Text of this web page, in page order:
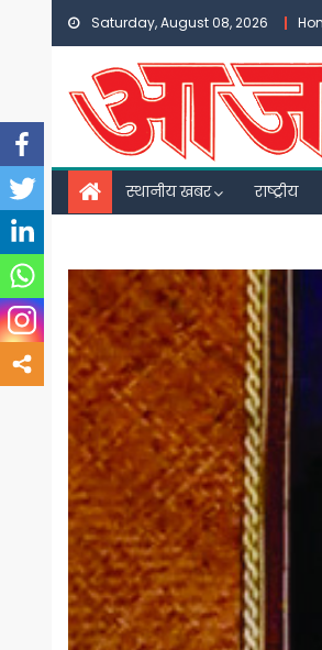
Skip
content
Saturday, August 08, 2026
स्थानीय खबर राष्ट्रीय